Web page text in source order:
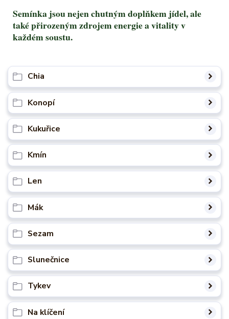
Semínka jsou nejen chutným doplňkem jídel, ale
také přirozeným zdrojem energie a vitality v
každém soustu.
Chia
Konopí
Kukuřice
Kmín
Len
Mák
Sezam
Slunečnice
Tykev
Na klíčení